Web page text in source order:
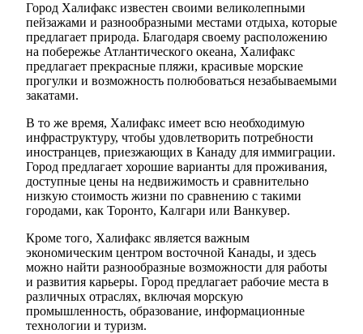
Город Халифакс известен своими великолепными
пейзажами и разнообразными местами отдыха, которые
предлагает природа. Благодаря своему расположению
на побережье Атлантического океана, Халифакс
предлагает прекрасные пляжи, красивые морские
прогулки и возможность полюбоваться незабываемыми
закатами.
В то же время, Халифакс имеет всю необходимую
инфраструктуру, чтобы удовлетворить потребности
иностранцев, приезжающих в Канаду для иммиграции.
Город предлагает хорошие варианты для проживания,
доступные цены на недвижимость и сравнительно
низкую стоимость жизни по сравнению с такими
городами, как Торонто, Калгари или Ванкувер.
Кроме того, Халифакс является важным
экономическим центром восточной Канады, и здесь
можно найти разнообразные возможности для работы
и развития карьеры. Город предлагает рабочие места в
различных отраслях, включая морскую
промышленность, образование, информационные
технологии и туризм.